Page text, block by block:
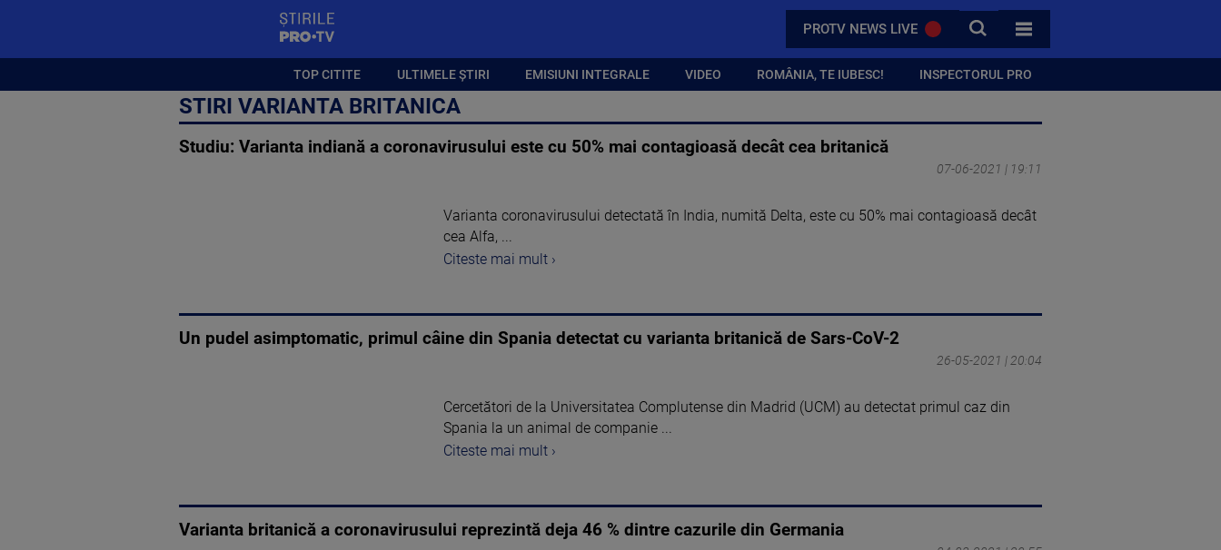
PROTV NEWS LIVE CAUTA
TOATE CATEGORIILE
TOP CITITE ULTIMELE ȘTIRI EMISIUNI INTEGRALE VIDEO ROMÂNIA, TE IUBESC! INSPECTORUL PRO
STIRI VARIANTA BRITANICA
Studiu: Varianta indiană a coronavirusului este cu 50% mai contagioasă decât cea britanică
07-06-2021 | 19:11
Varianta coronavirusului detectată în India, numită Delta, este cu 50% mai contagioasă decât
cea Alfa, ...
Citeste mai mult ›
Un pudel asimptomatic, primul câine din Spania detectat cu varianta britanică de Sars-CoV-2
26-05-2021 | 20:04
Cercetători de la Universitatea Complutense din Madrid (UCM) au detectat primul caz din
Spania la un animal de companie ...
Citeste mai mult ›
Varianta britanică a coronavirusului reprezintă deja 46 % dintre cazurile din Germania